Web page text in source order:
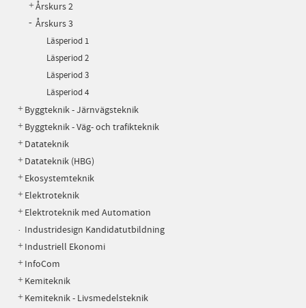
Årskurs 2
Årskurs 3
Läsperiod 1
Läsperiod 2
Läsperiod 3
Läsperiod 4
Byggteknik - Järnvägsteknik
Byggteknik - Väg- och trafikteknik
Datateknik
Datateknik (HBG)
Ekosystemteknik
Elektroteknik
Elektroteknik med Automation
Industridesign Kandidatutbildning
Industriell Ekonomi
InfoCom
Kemiteknik
Kemiteknik - Livsmedelsteknik